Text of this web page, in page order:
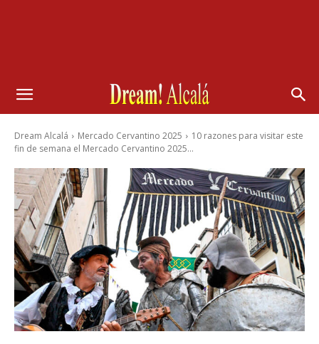
Dream Alcalá Mercado Cervantino 2025
10 razones para visitar este
fin de semana el Mercado Cervantino 2025...